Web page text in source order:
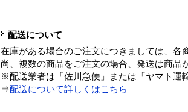
配送について
在庫がある場合のご注文につきましては、各
尚、複数の商品をご注文の場合、発送は商品
※配送業者は「佐川急便」または「ヤマト運
⇒配送について詳しくはこちら